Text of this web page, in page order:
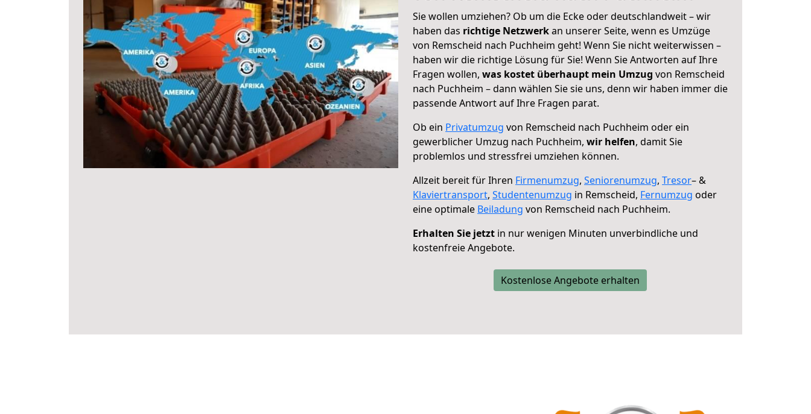
Sie wollen umziehen? Ob um die Ecke oder deutschlandweit – wir
haben das richtige Netzwerkan unserer Seite, wenn es Umzüge
von Remscheid nach Puchheim geht! Wenn Sie nicht weiterwissen –
haben wir die richtige Lösung für Sie! Wenn Sie Antworten auf Ihre
Fragen wollen, was kostet überhaupt mein Umzug von Remscheid
nach Puchheim – dann wählen Sie sie uns, denn wir haben immer die
passende Antwort auf Ihre Fragen parat.
Ob ein Privatumzug von Remscheid nach Puchheim oder ein
gewerblicher Umzug nach Puchheim, wir helfen, damit Sie
problemlos und stressfrei umziehen können.
Allzeit bereit für Ihren Firmenumzug, Seniorenumzug, Tresor– &
Klaviertransport, Studentenumzug in Remscheid, Fernumzug oder
eine optimale Beiladung von Remscheid nach Puchheim.
Erhalten Sie jetzt in nur wenigen Minuten unverbindliche und
kostenfreie Angebote.
Kostenlose Angebote erhalten